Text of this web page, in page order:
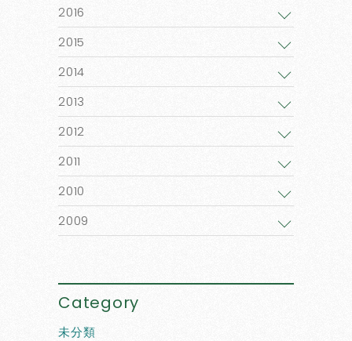
2016
2015
2014
2013
2012
2011
2010
2009
Category
未分類